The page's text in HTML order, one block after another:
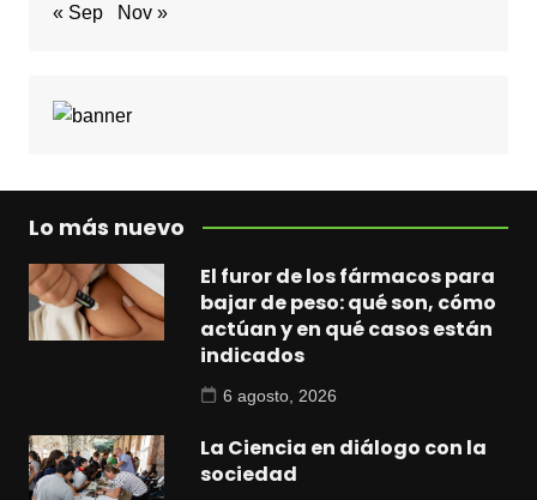
« Sep Nov »
Lo más nuevo
El furor de los fármacos para
bajar de peso: qué son, cómo
actúan y en qué casos están
indicados
6 agosto, 2026
La Ciencia en diálogo con la
sociedad